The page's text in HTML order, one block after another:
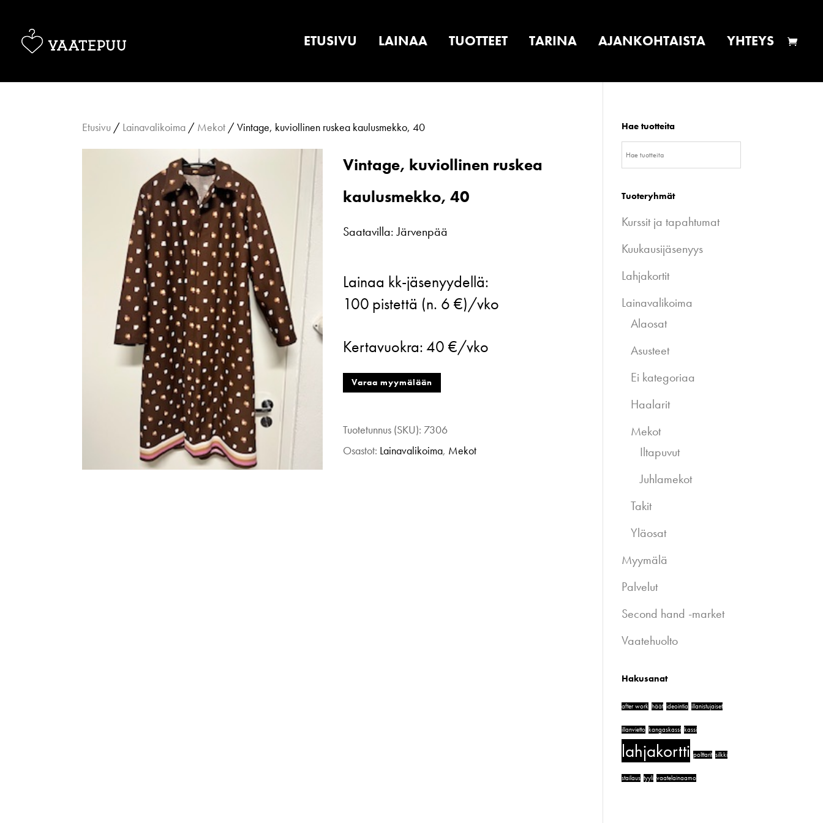
ETUSIVU LAINAA TUOTTEET TARINA AJANKOHTAISTA YHTEYS
Etusivu / Lainavalikoima / Mekot / Vintage, kuviollinen ruskea kaulusmekko, 40
Vintage, kuviollinen ruskea
kaulusmekko, 40
Saatavilla: Järvenpää
kuviollinen
ruskea
40
määrä
Lainaa kk-jäsenyydellä:
100 pistettä (n. 6 €)/vko
Kertavuokra:40 €/vko
Varaa myymälään
Tuotetunnus (SKU): 7306
Osastot: Lainavalikoima, Mekot
Hae tuotteita
Tuoteryhmät
Kurssit ja tapahtumat
Kuukausijäsenyys
Lahjakortit
Lainavalikoima
Alaosat
Asusteet
Ei kategoriaa
Haalarit
Mekot
Iltapuvut
Juhlamekot
Takit
Yläosat
Myymälä
Palvelut
Second hand -market
Vaatehuolto
Hakusanat
after work häät ideointia illanistujaiset
illanvietto kangaskassi kassi
lahjakortti polttarit silkki
stailaus tyyli vaatelainaamo